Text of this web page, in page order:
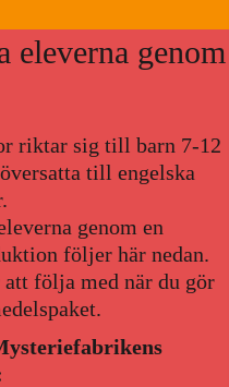
eleverna genom
riktar sig till barn 7-12
till engelska
genom en
följer här nedan.
följa med när du gör